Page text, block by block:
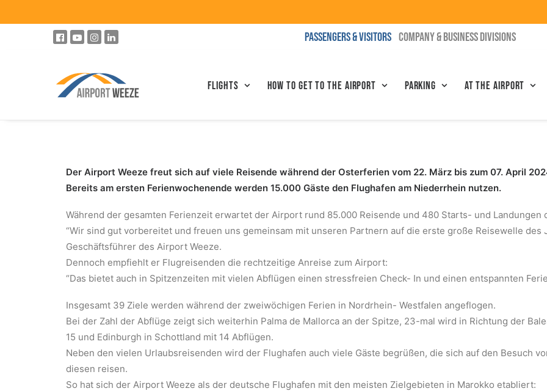
PASSENGERS & VISITORS COMPANY & BUSINESS DIVISIONS
Flights how to get to the airport Parking At the airport
Der Airport Weeze freut sich auf viele Reisende während der Osterferien vom 22. März bis zum 07. April
Bereits am ersten Ferienwochenende werden 15.000 Gäste den Flughafen am Niederrhein nutzen.
Während der gesamten Ferienzeit erwartet der Airport rund 85.000 Reisende und 480 Starts- und Landungen
“Wir sind gut vorbereitet und freuen uns gemeinsam mit unseren Partnern auf die erste große Reisewelle des
Geschäftsführer des Airport Weeze.
Dennoch empfiehlt er Flugreisenden die rechtzeitige Anreise zum Airport:
“Das bietet auch in Spitzenzeiten mit vielen Abflügen einen stressfreien Check- In und einen entspannten
Insgesamt 39 Ziele werden während der zweiwöchigen Ferien in Nordrhein- Westfalen angeflogen.
Bei der Zahl der Abflüge zeigt sich weiterhin Palma de Mallorca an der Spitze, 23-mal wird in Richtung der
15 und Edinburgh in Schottland mit 14 Abflügen.
Neben den vielen Urlaubsreisenden wird der Flughafen auch viele Gäste begrüßen, die sich auf den Besuch
diesen reisen.
So hat sich der Airport Weeze als der deutsche Flughafen mit den meisten Zielgebieten in Marokko etabliert: